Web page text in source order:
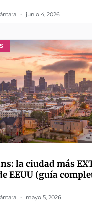
junio 4, 2026
la ciudad más
EEUU (guía
mayo 5, 2026